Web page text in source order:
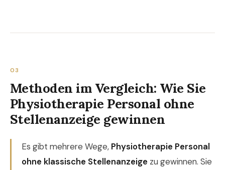
03
Methoden im Vergleich: Wie Sie
Physiotherapie Personal ohne
Stellenanzeige gewinnen
Es gibt mehrere Wege, Physiotherapie Personal
ohne klassische Stellenanzeige zu gewinnen. Sie